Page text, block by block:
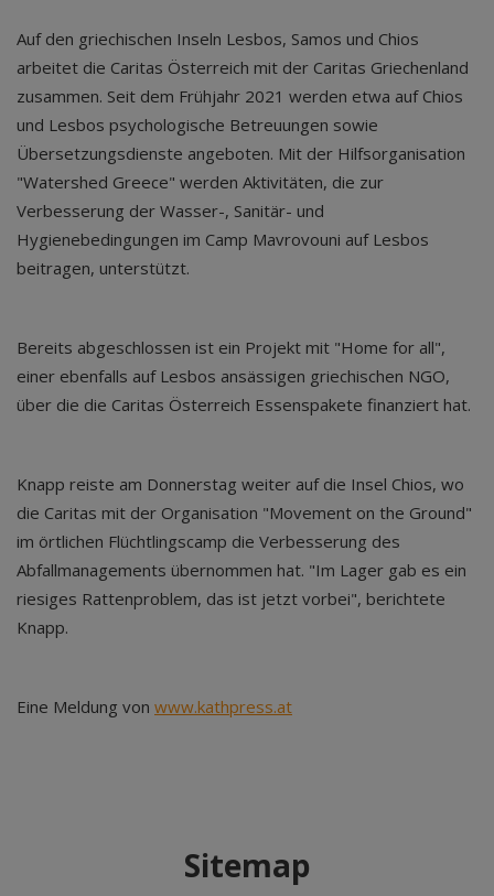
Auf den griechischen Inseln Lesbos, Samos und Chios
arbeitet die Caritas Österreich mit der Caritas Griechenland
zusammen. Seit dem Frühjahr 2021 werden etwa auf Chios
und Lesbos psychologische Betreuungen sowie
Übersetzungsdienste angeboten. Mit der Hilfsorganisation
"Watershed Greece" werden Aktivitäten, die zur
Verbesserung der Wasser-, Sanitär- und
Hygienebedingungen im Camp Mavrovouni auf Lesbos
beitragen, unterstützt.
Bereits abgeschlossen ist ein Projekt mit "Home for all",
einer ebenfalls auf Lesbos ansässigen griechischen NGO,
über die die Caritas Österreich Essenspakete finanziert hat.
Knapp reiste am Donnerstag weiter auf die Insel Chios, wo
die Caritas mit der Organisation "Movement on the Ground"
im örtlichen Flüchtlingscamp die Verbesserung des
Abfallmanagements übernommen hat. "Im Lager gab es ein
riesiges Rattenproblem, das ist jetzt vorbei", berichtete
Knapp.
Eine Meldung von www.kathpress.at
Sitemap